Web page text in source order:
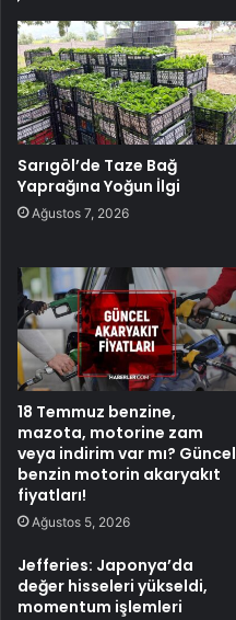
Sarıgöl’de Taze Bağ
Yaprağına Yoğun İlgi
Ağustos 7, 2026
18 Temmuz benzine,
mazota, motorine zam
veya indirim var mı? Güncel
benzin motorin akaryakıt
fiyatları!
Ağustos 5, 2026
Jefferies: Japonya’da
değer hisseleri yükseldi,
momentum işlemleri